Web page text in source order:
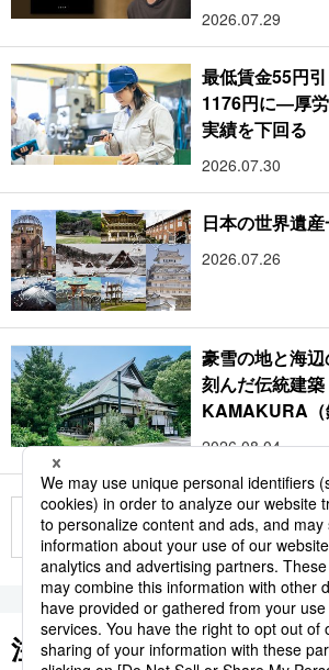
2026.07.29
最低賃金55円
1176円に―厚
実績を下回る
2026.07.30
日本の世界遺
2026.07.26
豪雪の地と海
刻んだ伝統建
KAMAKURA
2026.08.04
もっと見る
注目のキーワード